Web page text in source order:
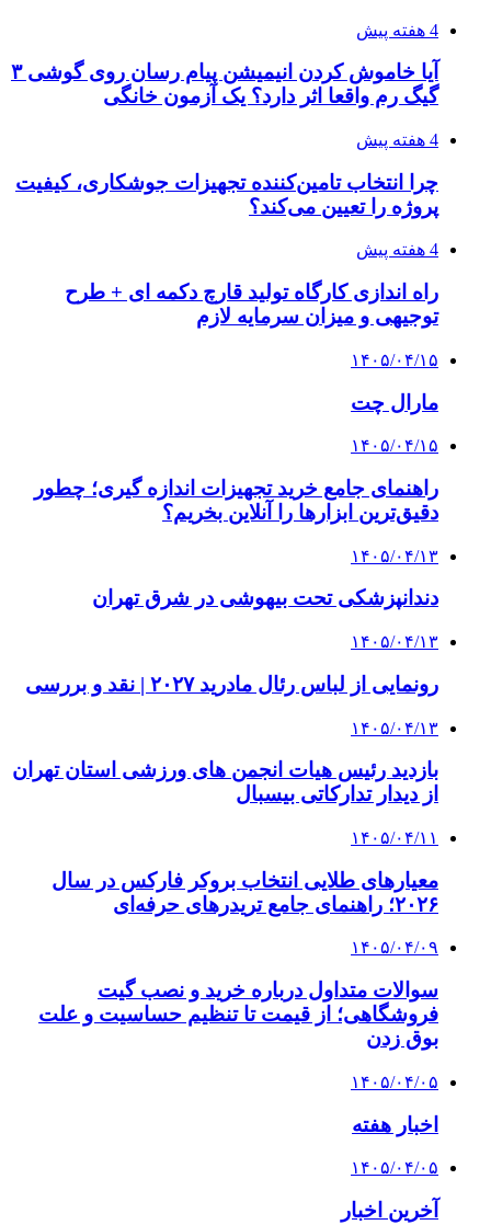
4 هفته پیش
آیا خاموش کردن انیمیشن پیام رسان روی گوشی ۳
گیگ رم واقعا اثر دارد؟ یک آزمون خانگی
4 هفته پیش
چرا انتخاب تامین‌کننده تجهیزات جوشکاری، کیفیت
پروژه را تعیین می‌کند؟
4 هفته پیش
راه اندازی کارگاه تولید قارچ دکمه ای + طرح
توجیهی و میزان سرمایه لازم
۱۴۰۵/۰۴/۱۵
مارال چت
۱۴۰۵/۰۴/۱۵
راهنمای جامع خرید تجهیزات اندازه گیری؛ چطور
دقیق‌ترین ابزارها را آنلاین بخریم؟
۱۴۰۵/۰۴/۱۳
دندانپزشکی تحت بیهوشی در شرق تهران
۱۴۰۵/۰۴/۱۳
رونمایی از لباس رئال مادرید ۲۰۲۷ | نقد و بررسی
۱۴۰۵/۰۴/۱۳
بازدید رئیس هیات انجمن های ورزشی استان تهران
از دیدار تدارکاتی بیسبال
۱۴۰۵/۰۴/۱۱
معیارهای طلایی انتخاب بروکر فارکس در سال
۲۰۲۶؛ راهنمای جامع تریدرهای حرفه‌ای
۱۴۰۵/۰۴/۰۹
سوالات متداول درباره خرید و نصب گیت
فروشگاهی؛ از قیمت تا تنظیم حساسیت و علت
بوق زدن
۱۴۰۵/۰۴/۰۵
اخبار هفته
۱۴۰۵/۰۴/۰۵
آخرین اخبار